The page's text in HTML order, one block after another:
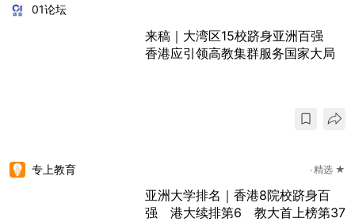
01论坛
来稿｜大湾区15校跻身亚洲百强
香港应引领高教集群服务国家大局
专上教育 精选 ★
亚洲大学排名｜香港8院校跻身百
强 港大续排第6 教大首上榜第37